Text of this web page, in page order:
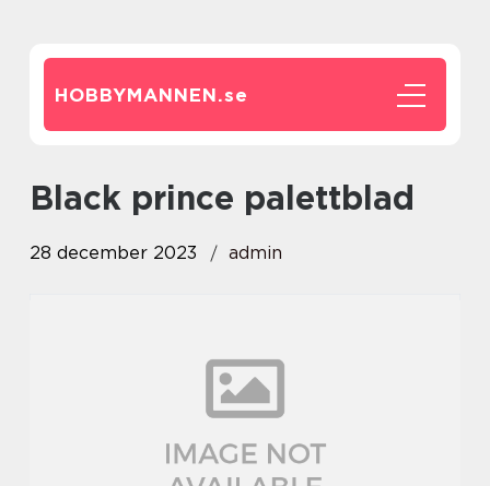
HOBBYMANNEN.se
black prince palettblad
28 december 2023 admin